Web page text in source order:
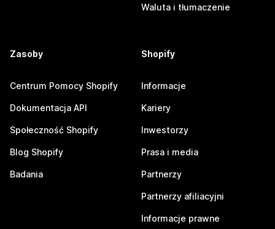
Waluta i tłumaczenie
Zasoby
Centrum Pomocy Shopify
Dokumentacja API
Społeczność Shopify
Blog Shopify
Badania
Shopify
Informacje
Kariery
Inwestorzy
Prasa i media
Partnerzy
Partnerzy afiliacyjni
Informacje prawne